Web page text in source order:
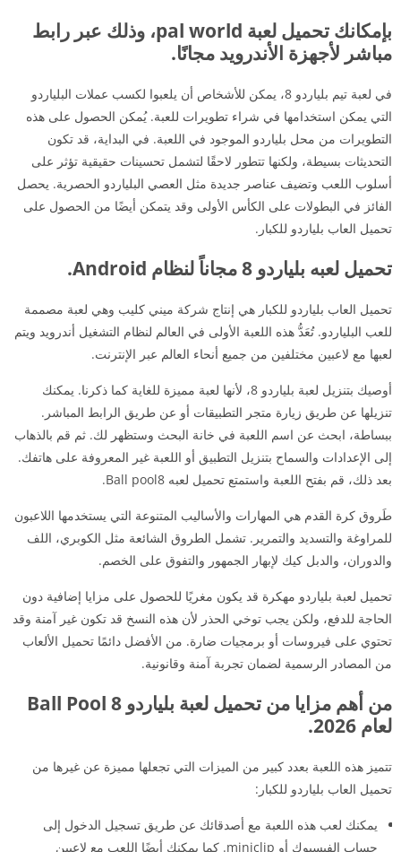
بإمكانك تحميل لعبة pal world، وذلك عبر رابط
مباشر لأجهزة الأندرويد مجانًا.
في لعبة تيم بلياردو 8، يمكن للأشخاص أن يلعبوا لكسب عملات البلياردو
التي يمكن استخدامها في شراء تطويرات للعبة. يُمكن الحصول على هذه
التطويرات من محل بلياردو الموجود في اللعبة. في البداية، قد تكون
التحديثات بسيطة، ولكنها تتطور لاحقًا لتشمل تحسينات حقيقية تؤثر على
أسلوب اللعب وتضيف عناصر جديدة مثل العصي البلياردو الحصرية. يحصل
الفائز في البطولات على الكأس الأولى وقد يتمكن أيضًا من الحصول على
تحميل العاب بلياردو للكبار.
تحميل لعبه بلياردو 8 مجاناً لنظام Android.
تحميل العاب بلياردو للكبار هي إنتاج شركة ميني كليب وهي لعبة مصممة
للعب البلياردو. تُعَدُّ هذه اللعبة الأولى في العالم لنظام التشغيل أندرويد ويتم
لعبها مع لاعبين مختلفين من جميع أنحاء العالم عبر الإنترنت.
أوصيك بتنزيل لعبة بلياردو 8، لأنها لعبة مميزة للغاية كما ذكرنا. يمكنك
تنزيلها عن طريق زيارة متجر التطبيقات أو عن طريق الرابط المباشر.
ببساطة، ابحث عن اسم اللعبة في خانة البحث وستظهر لك. ثم قم بالذهاب
إلى الإعدادات والسماح بتنزيل التطبيق أو اللعبة غير المعروفة على هاتفك.
بعد ذلك، قم بفتح اللعبة واستمتع تحميل لعبه Ball pool8.
طَروق كرة القدم هي المهارات والأساليب المتنوعة التي يستخدمها اللاعبون
للمراوغة والتسديد والتمرير. تشمل الطروق الشائعة مثل الكوبري، اللف
والدوران، والدبل كيك لإبهار الجمهور والتفوق على الخصم.
تحميل لعبة بلياردو مهكرة قد يكون مغريًا للحصول على مزايا إضافية دون
الحاجة للدفع، ولكن يجب توخي الحذر لأن هذه النسخ قد تكون غير آمنة وقد
تحتوي على فيروسات أو برمجيات ضارة. من الأفضل دائمًا تحميل الألعاب
من المصادر الرسمية لضمان تجربة آمنة وقانونية.
من أهم مزايا من تحميل لعبة بلياردو Ball Pool 8
لعام 2026.
تتميز هذه اللعبة بعدد كبير من الميزات التي تجعلها مميزة عن غيرها من
تحميل العاب بلياردو للكبار:
يمكنك لعب هذه اللعبة مع أصدقائك عن طريق تسجيل الدخول إلى
حساب الفيسبوك أو miniclip. كما يمكنك أيضًا اللعب مع لاعبين